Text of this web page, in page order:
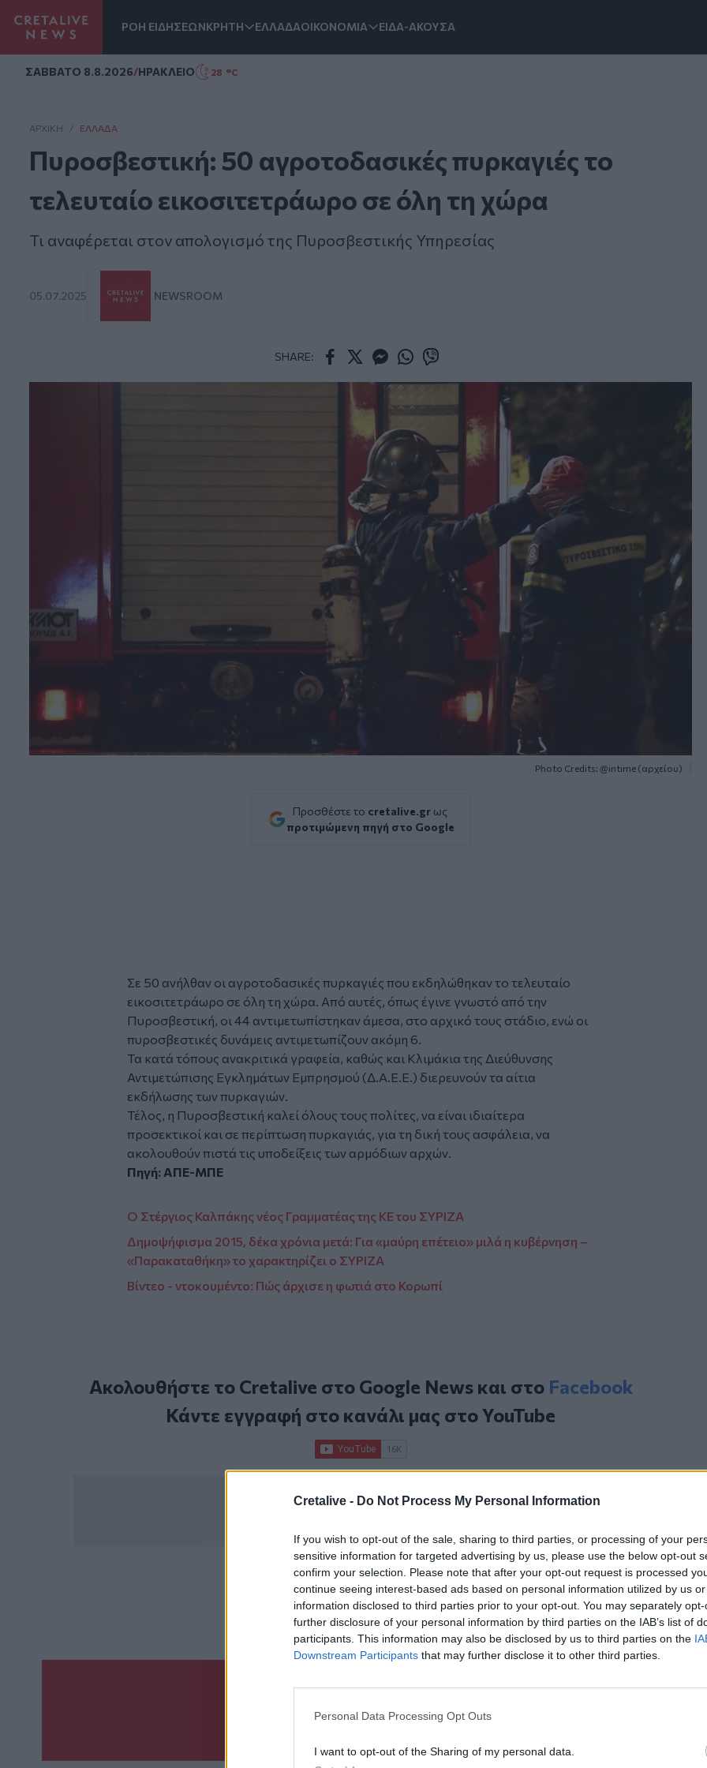
Cretalive - Do Not Process My Personal Information
If you wish to opt-out of the sale, sharing to third parties, or processing of your
sensitive information for targeted advertising by us, please use the below opt-out
confirm your selection. Please note that after your opt-out request is processed
continue seeing interest-based ads based on personal information utilized by us
information disclosed to third parties prior to your opt-out. You may separately
further disclosure of your personal information by third parties on the IAB’s list of
participants. This information may also be disclosed by us to third parties on the
Downstream Participants that may further disclose it to other third parties.
Personal Data Processing Opt Outs
I want to opt-out of the Sharing of my personal data.
ΡΟΗ ΕΙΔΗΣΕΩΝΚΡΗΤΗ ΕΛΛΑΔΑΟΙΚΟΝΟΜΙΑ ΕΙΔΑ-ΑΚΟΥΣΑ
ΣAΒΒΑΤΟ 8.8.2026/ΗΡΑΚΛΕΙΟ 28 °C
ΑΡΧΙΚΗ / ΕΛΛΆΔΑ
Πυροσβεστική: 50 αγροτοδασικές πυρκαγιές το
τελευταίο εικοσιτετράωρο σε όλη τη χώρα
Τι αναφέρεται στον απολογισμό της Πυροσβεστικής Υπηρεσίας
05.07.2025 NEWSROOM
SHARE:
Photo Credits: @intime (αρχείου)
Προσθέστε το cretalive.gr ως
προτιμώμενη πηγή στο Google
Σε 50 ανήλθαν οι αγροτοδασικές πυρκαγιές που εκδηλώθηκαν το τελευταίο
εικοσιτετράωρο σε όλη τη χώρα. Από αυτές, όπως έγινε γνωστό από την
Πυροσβεστική, οι 44 αντιμετωπίστηκαν άμεσα, στο αρχικό τους στάδιο, ενώ οι
πυροσβεστικές δυνάμεις αντιμετωπίζουν ακόμη 6.
Τα κατά τόπους ανακριτικά γραφεία, καθώς και Κλιμάκια της Διεύθυνσης
Αντιμετώπισης Εγκλημάτων Εμπρησμού (Δ.Α.Ε.Ε.) διερευνούν τα αίτια
εκδήλωσης των πυρκαγιών.
Τέλος, η Πυροσβεστική καλεί όλους τους πολίτες, να είναι ιδιαίτερα
προσεκτικοί και σε περίπτωση πυρκαγιάς, για τη δική τους ασφάλεια, να
ακολουθούν πιστά τις υποδείξεις των αρμόδιων αρχών.
Πηγή: ΑΠΕ-ΜΠΕ
Ο Στέργιος Καλπάκης νέος Γραμματέας της ΚΕ του ΣΥΡΙΖΑ
Δημοψήφισμα 2015, δέκα χρόνια μετά: Για «μαύρη επέτειο» μιλά η κυβέρνηση –
«Παρακαταθήκη» το χαρακτηρίζει ο ΣΥΡΙΖΑ
Βίντεο - ντοκουμέντο: Πώς άρχισε η φωτιά στο Κορωπί
Ακολουθήστε το Cretalive στο Google Newsκαι στο Facebook
Κάντε εγγραφή στο κανάλι μας στοYouTube
ΣΧΕΤΙΚΆ TAGS
Πυροσβεστική
Πυρκαγιές
ΣΤΕΊΛΕ ΤΗΝ ΕΊΔΗΣΗ